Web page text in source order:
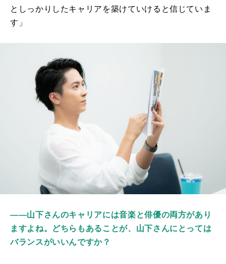
としっかりしたキャリアを築けていけると信じていま
す」
――山下さんのキャリアには音楽と俳優の両方があり
ますよね。どちらもあることが、山下さんにとっては
バランスがいいんですか？